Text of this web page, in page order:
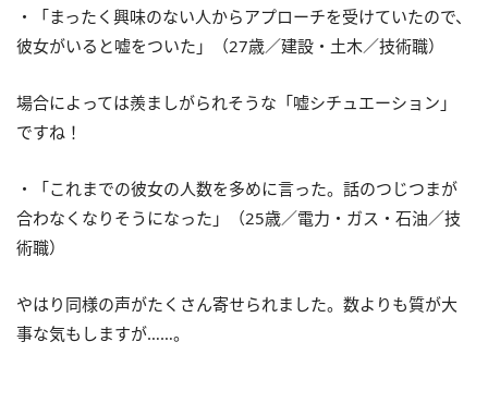
・「まったく興味のない人からアプローチを受けていたので、
彼女がいると嘘をついた」（27歳／建設・土木／技術職）
場合によっては羨ましがられそうな「嘘シチュエーション」
ですね！
・「これまでの彼女の人数を多めに言った。話のつじつまが
合わなくなりそうになった」（25歳／電力・ガス・石油／技
術職）
やはり同様の声がたくさん寄せられました。数よりも質が大
事な気もしますが……。